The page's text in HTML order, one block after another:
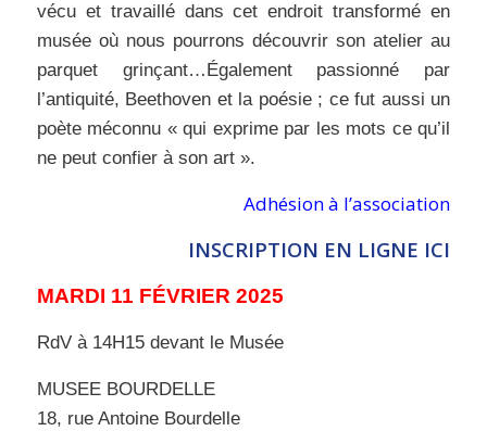
vécu et travaillé dans cet endroit transformé en
musée où nous pourrons découvrir son atelier au
parquet grinçant…Également passionné par
l’antiquité, Beethoven et la poésie ; ce fut aussi un
poète méconnu « qui exprime par les mots ce qu’il
ne peut confier à son art ».
Adhésion à l’association
INSCRIPTION EN LIGNE ICI
MARDI 11 FÉVRIER 2025
RdV à 14H15 devant le Musée
MUSEE BOURDELLE
18, rue Antoine Bourdelle